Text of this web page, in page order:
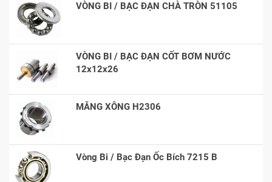
VÒNG BI / BẠC ĐẠN CHÀ TRÒN 51105
VÒNG BI / BẠC ĐẠN CỐT BƠM NƯỚC
12x12x26
MĂNG XÔNG H2306
Vòng Bi / Bạc Đạn Ốc Bích 7215 B